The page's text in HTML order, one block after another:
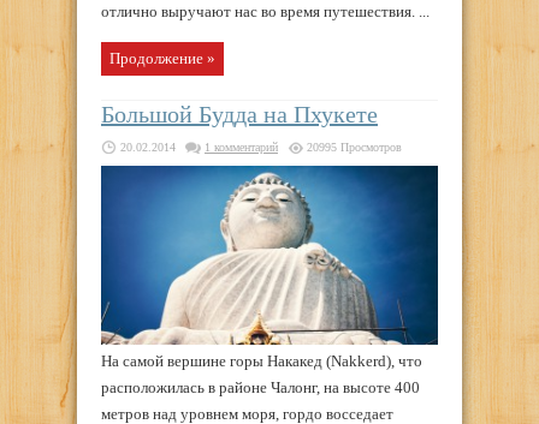
отлично выручают нас во время путешествия. ...
Продолжение »
Большой Будда на Пхукете
20.02.2014 1 комментарий 20995 Просмотров
На самой вершине горы Накакед (Nakkerd), что
расположилась в районе Чалонг, на высоте 400
метров над уровнем моря, гордо восседает